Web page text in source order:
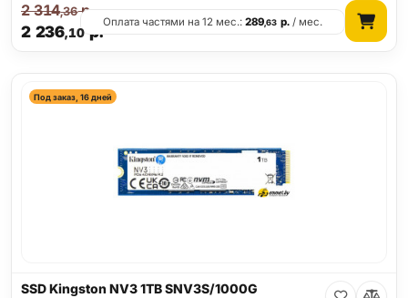
2 236,10 р.
2 314,36р.
Оплата частями на 12 мес.:289,63 р./ мес.
Под заказ, 16 дней
SSD Kingston NV3 1TB SNV3S/1000G